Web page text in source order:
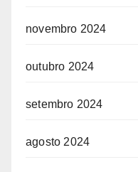
novembro 2024
outubro 2024
setembro 2024
agosto 2024